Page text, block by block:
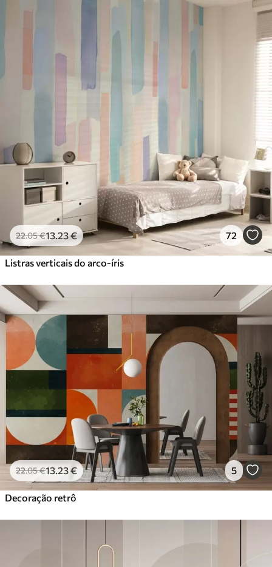
22.05€13 .23€ 72
Listras verticais do arco-íris
22.05€13 .23€ 5
Decoração retrô